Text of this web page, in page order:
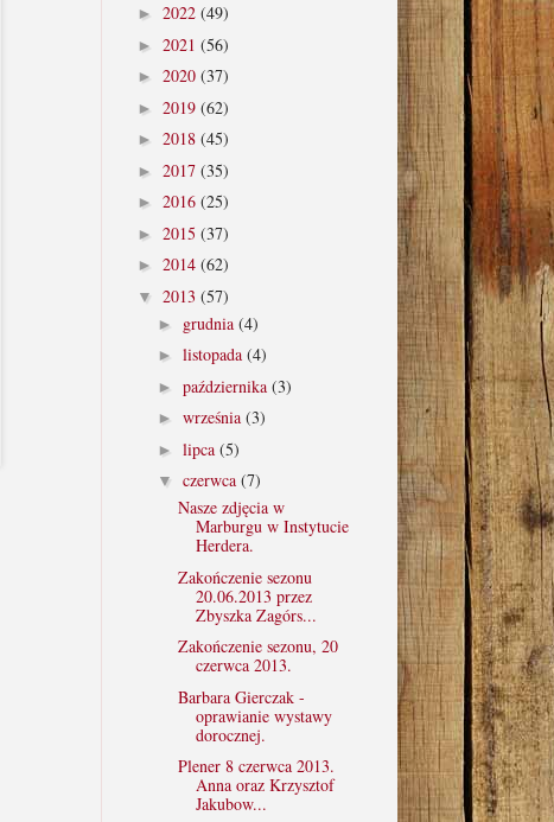
► 2022 (49)
► 2021 (56)
► 2020 (37)
► 2019 (62)
► 2018 (45)
► 2017 (35)
► 2016 (25)
► 2015 (37)
► 2014 (62)
▼ 2013 (57)
► grudnia (4)
► listopada (4)
► października (3)
► września (3)
► lipca (5)
▼ czerwca (7)
Nasze zdjęcia w
Marburgu w Instytucie
Herdera.
Zakończenie sezonu
20.06.2013 przez
Zbyszka Zagórs...
Zakończenie sezonu, 20
czerwca 2013.
Barbara Gierczak -
oprawianie wystawy
dorocznej.
Plener 8 czerwca 2013.
Anna oraz Krzysztof
Jakubow...